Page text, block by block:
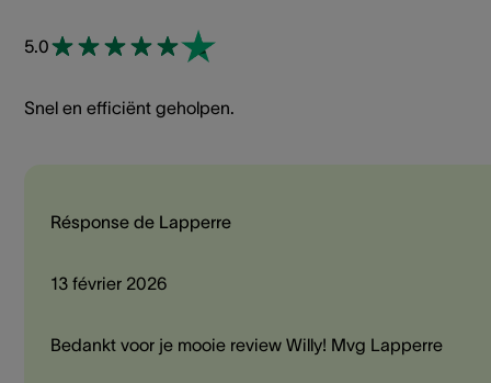
5.0
Snel en efficiënt geholpen.
Résponse de Lapperre
13 février 2026
Bedankt voor je mooie review Willy! Mvg Lapperre